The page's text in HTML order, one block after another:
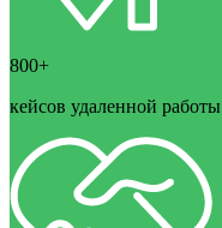
800+
кейсов удаленной работы